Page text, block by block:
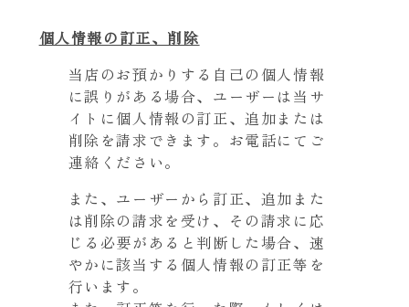
個人情報の訂正、削除
当店のお預かりする自己の個人情報
に誤りがある場合、ユーザーは当サ
イトに個人情報の訂正、追加または
削除を請求できます。お電話にてご
連絡ください。
また、ユーザーから訂正、追加また
は削除の請求を受け、その請求に応
じる必要があると判断した場合、速
やかに該当する個人情報の訂正等を
行います。